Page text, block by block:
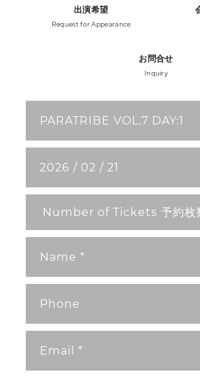
出演希望
Request for Appearance
お問合せ
Inquiry